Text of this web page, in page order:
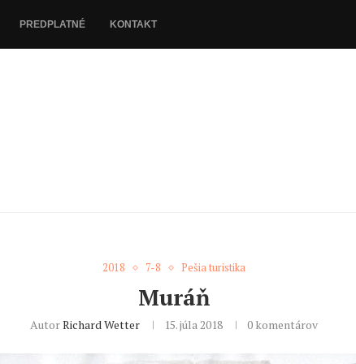
PREDPLATNÉ KONTAKT
2018 7-8 Pešia turistika
Muráň
AutorRichard Wetter 15. júla 2018 0 komentárov